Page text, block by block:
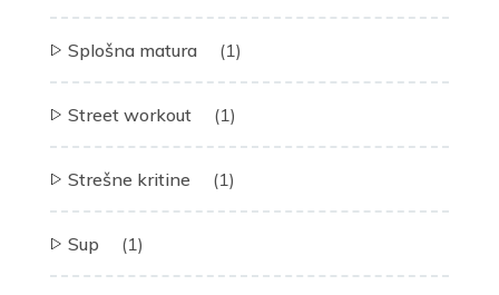
Splošna matura (1)
Street workout (1)
Strešne kritine (1)
Sup (1)